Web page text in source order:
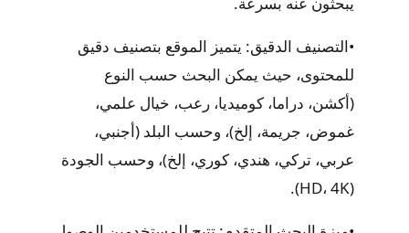
•التصنيف الدقيق: يتميز الموقع بتصنيف دقيق
للمحتوى، حيث يمكن البحث حسب النوع
(أكشن، دراما، كوميديا، رعب، خيال علمي،
غموض، جريمة، إلخ)، وحسب البلد (أجنبي،
عربي، تركي، هندي، كوري، إلخ)، وحسب الجودة
(HD، 4K).